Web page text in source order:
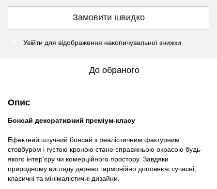
Замовити швидко
Увійти для відображення накопичувальної знижки
До обраного
Опис
Бонсай декоративний преміум-класу
Ефектний штучний бонсай з реалістичним фактурним
стовбуром і густою кроною стане справжньою окрасою будь-
якого інтер’єру чи комерційного простору. Завдяки
природному вигляду дерево гармонійно доповнює сучасні,
класичні та мінімалістичні дизайни.